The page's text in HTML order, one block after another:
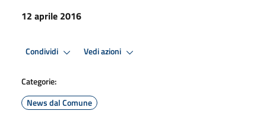
12 aprile 2016
Condividi Vedi azioni
Categorie:
News dal Comune